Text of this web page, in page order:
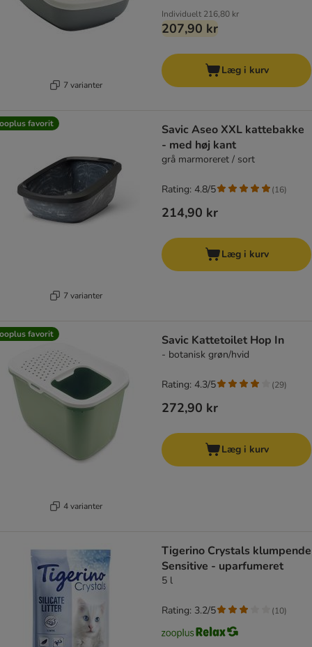
7 varianter
Individuelt 216,80 kr
207,90 kr
Læg i kurv
favorit
7 varianter
Savic Aseo XXL kattebakke
- med høj kant
grå marmoreret / sort
214,90 kr
Rating: 4.8/5 (16)
Læg i kurv
favorit
4 varianter
Savic Kattetoilet Hop In
- botanisk grøn/hvid
272,90 kr
Rating: 4.3/5 (29)
Læg i kurv
Tigerino Crystals klumpende
Sensitive - uparfumeret
5 l
Rating: 3.2/5 (10)